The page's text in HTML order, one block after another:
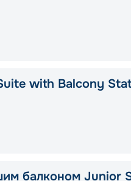
with Balcony
балконом Junior